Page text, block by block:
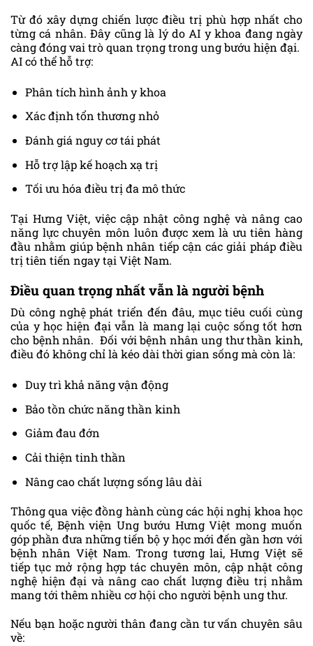
Từ đó xây dựng chiến lược điều trị phù hợp nhất cho
từng cá nhân. Đây cũng là lý do AI y khoa đang ngày
càng đóng vai trò quan trọng trong ung bướu hiện đại.
AI có thể hỗ trợ:
Phân tích hình ảnh y khoa
Xác định tổn thương nhỏ
Đánh giá nguy cơ tái phát
Hỗ trợ lập kế hoạch xạ trị
Tối ưu hóa điều trị đa mô thức
Tại Hưng Việt, việc cập nhật công nghệ và nâng cao
năng lực chuyên môn luôn được xem là ưu tiên hàng
đầu nhằm giúp bệnh nhân tiếp cận các giải pháp điều
trị tiên tiến ngay tại Việt Nam.
Điều quan trọng nhất vẫn là người bệnh
Dù công nghệ phát triển đến đâu, mục tiêu cuối cùng
của y học hiện đại vẫn là mang lại cuộc sống tốt hơn
cho bệnh nhân. Đối với bệnh nhân ung thư thần kinh,
điều đó không chỉ là kéo dài thời gian sống mà còn là:
Duy trì khả năng vận động
Bảo tồn chức năng thần kinh
Giảm đau đớn
Cải thiện tinh thần
Nâng cao chất lượng sống lâu dài
Thông qua việc đồng hành cùng các hội nghị khoa học
quốc tế, Bệnh viện Ung bướu Hưng Việt mong muốn
góp phần đưa những tiến bộ y học mới đến gần hơn với
bệnh nhân Việt Nam. Trong tương lai, Hưng Việt sẽ
tiếp tục mở rộng hợp tác chuyên môn, cập nhật công
nghệ hiện đại và nâng cao chất lượng điều trị nhằm
mang tới thêm nhiều cơ hội cho người bệnh ung thư.
Nếu bạn hoặc người thân đang cần tư vấn chuyên sâu
về: